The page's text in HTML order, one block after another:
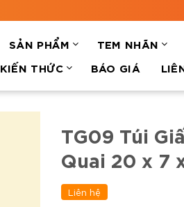
SẢN PHẨM TEM NHÃN
KIẾN THỨC BÁO GIÁ
TG09 Túi
Quai 20 x 7
Liên hệ